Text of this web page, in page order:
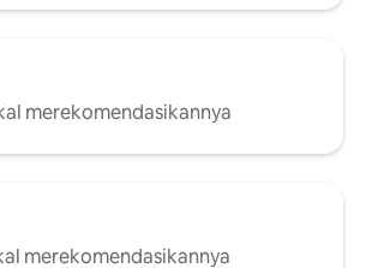
merekomendasikannya
merekomendasikannya